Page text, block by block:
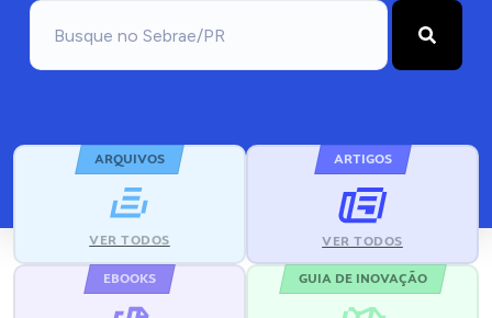
ARQUIVOS
VER TODOS
ARTIGOS
VER TODOS
EBOOKS GUIA DE INOVAÇÃO